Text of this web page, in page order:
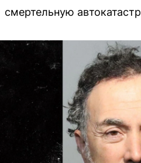
смертельную